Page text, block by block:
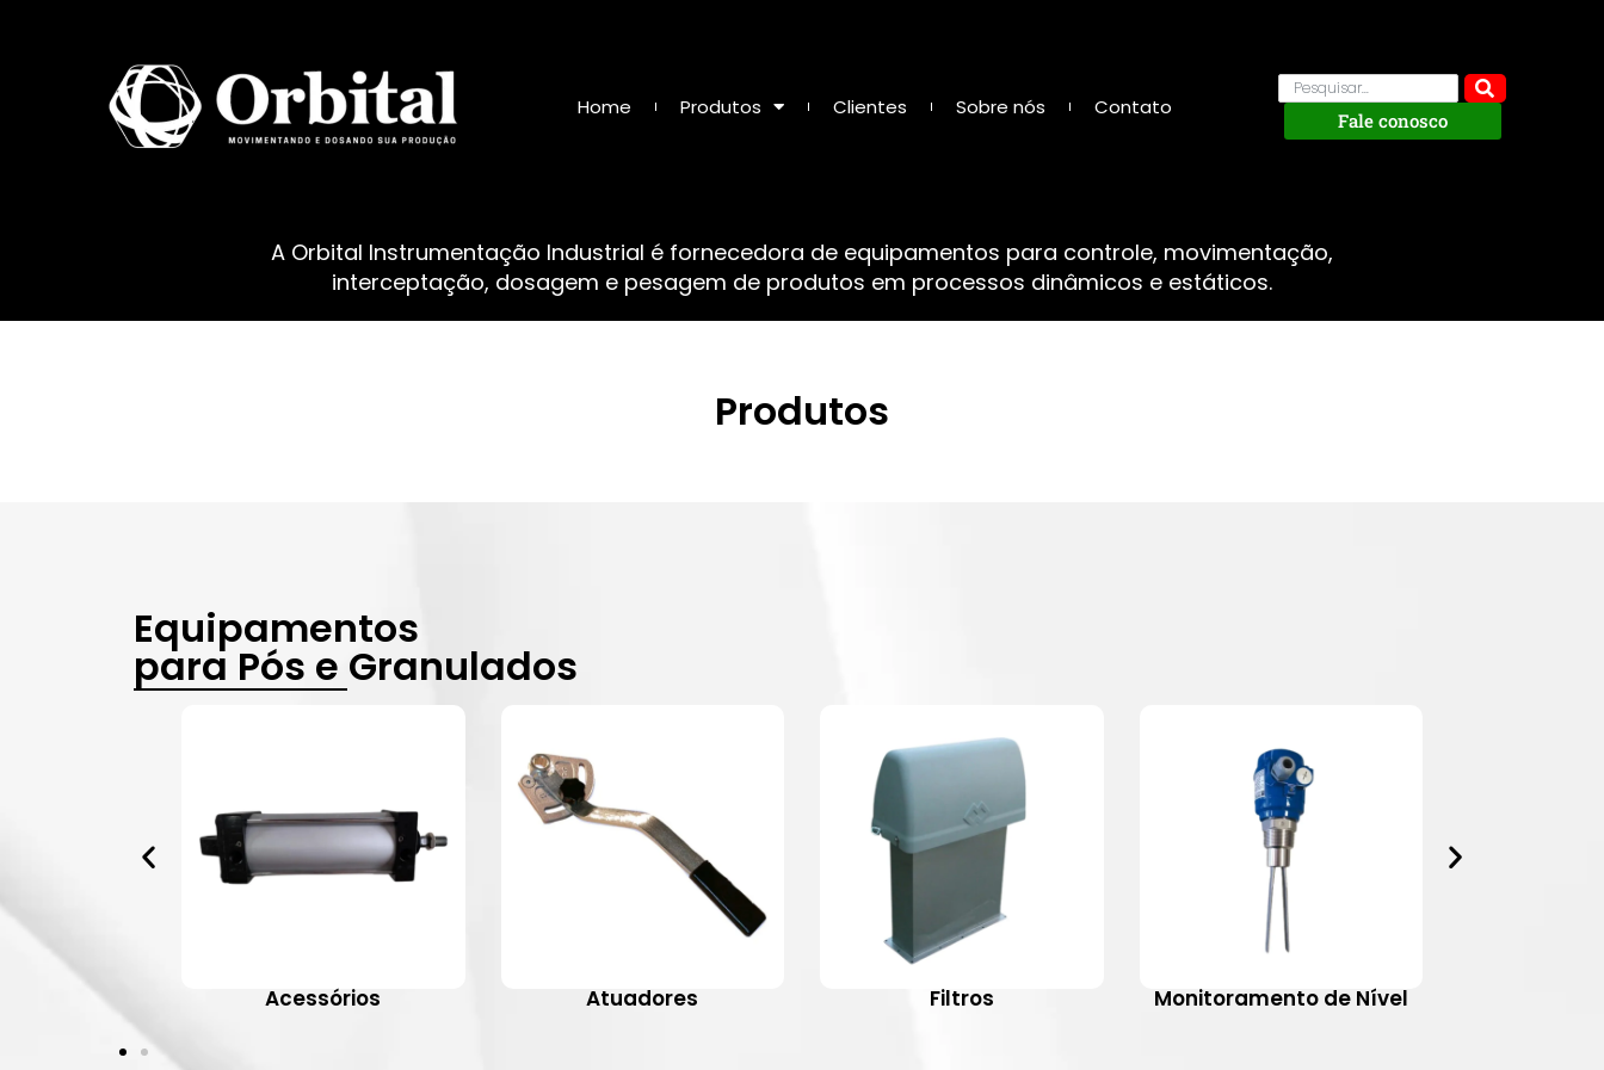
Home Produtos Clientes Sobre nós Contato
Fale conosco
A Orbital Instrumentação Industrial é fornecedora de equipamentos para controle, movimentação,
interceptação, dosagem e pesagem de produtos em processos dinâmicos e estáticos.
Produtos
Equipamentos
para Pós e Granulados
Acessórios Atuadores Filtros Monitoramento de Nível